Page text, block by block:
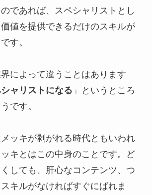
であれば、スペシャリストとし
値を提供できるだけのスキルが
す。
によって違うことはあります
ャリストになる 」というところ
です。
ッキが剥がれる時代ともいわれ
キとはこの中身のことです。ど
しても、肝心なコンテンツ、つ
キルがなければすぐにばれま